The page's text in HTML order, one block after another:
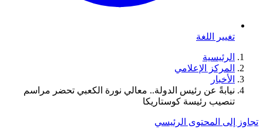
تغيير اللغة
الرئيسية
المركز الإعلامي
الأخبار
نيابةً عن رئيس الدولة.. معالي نورة الكعبي تحضر مراسم
تنصيب رئيسة كوستاريكا
تجاوز إلى المحتوى الرئيسي